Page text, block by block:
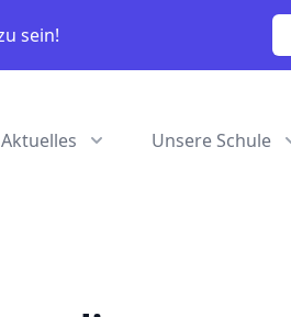
sein!
Aktuelles
Unsere Schule